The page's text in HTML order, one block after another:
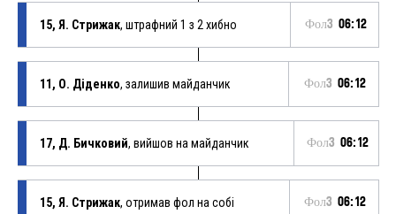
15, Я. Стрижак, штрафний 1 з 2 хибно Фол3 06:12
11, О. Діденко, залишив майданчик Фол3 06:12
17, Д. Бичковий, вийшов на майданчик Фол3 06:12
15, Я. Стрижак, отримав фол на собі Фол3 06:12